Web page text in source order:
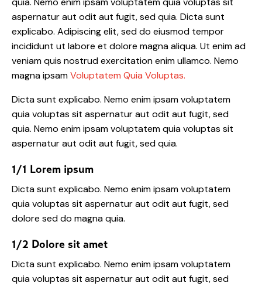
aspernatur aut odit aut fugit, sed quia. Dicta sunt
explicabo. Adipiscing elit, sed do eiusmod tempor
incididunt ut labore et dolore magna aliqua. Ut enim ad
veniam quis nostrud exercitation enim ullamco. Nemo
magna ipsamVoluptatem Quia Voluptas.
Dicta sunt explicabo. Nemo enim ipsam voluptatem
quia voluptas sit aspernatur aut odit aut fugit, sed
quia. Nemo enim ipsam voluptatem quia voluptas sit
aspernatur aut odit aut fugit, sed quia.
1/1 Lorem ipsum
Dicta sunt explicabo. Nemo enim ipsam voluptatem
quia voluptas sit aspernatur aut odit aut fugit, sed
dolore sed do magna quia.
1/2 Dolore sit amet
Dicta sunt explicabo. Nemo enim ipsam voluptatem
quia voluptas sit aspernatur aut odit aut fugit, sed